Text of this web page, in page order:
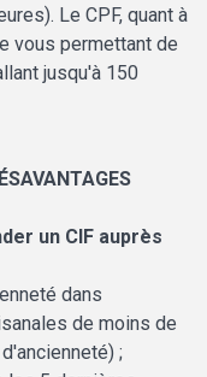
Le CPF, quant à
vous permettant de
jusqu'à 150
un CIF auprès
dans
de moins de
;